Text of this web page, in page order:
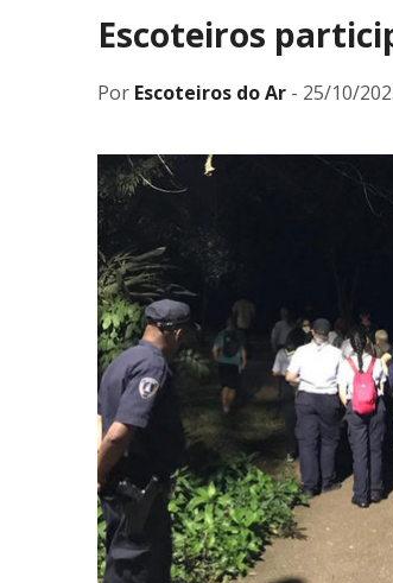
Escoteiros
Por Escoteiros do Ar - 25/10/